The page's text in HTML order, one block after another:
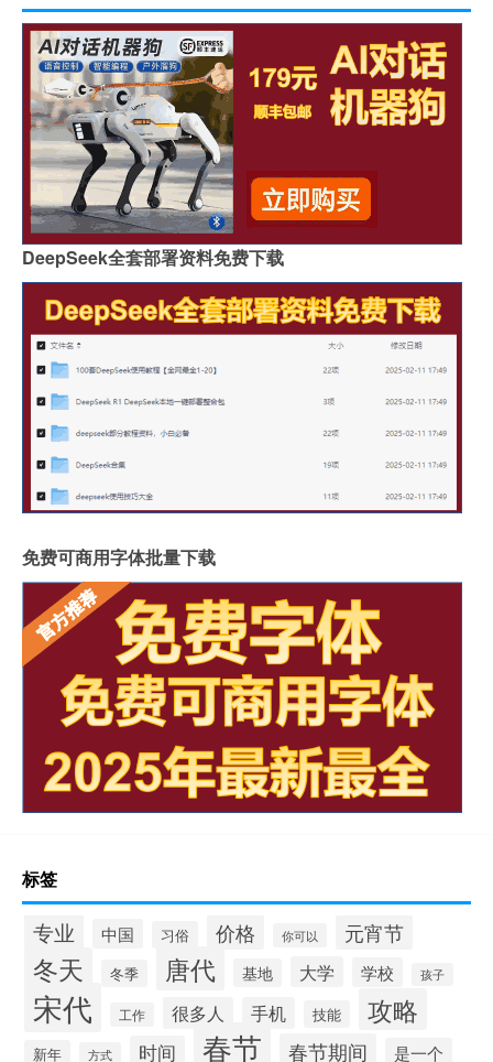
DeepSeek全套部署资料免费下载
免费可商用字体批量下载
标签
专业 中国 习俗 价格 你可以 元宵节
冬天 冬季 唐代 基地 大学 学校 孩子
宋代 工作 很多人 手机 技能 攻略
新年 方式 时间 春节 春节期间 是一个